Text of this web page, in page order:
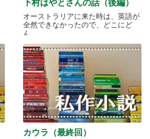
下村はやとさんの話（後編）
オーストラリアに来た時は、英語が
全然できなかったので、どこにど
ん.....
カウラ（最終回）